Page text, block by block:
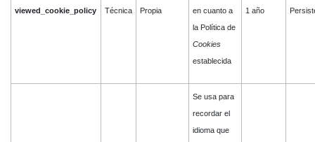
viewed_cookie_policy Técnica Propia
en cuanto a
la Política de
Cookies
establecida
1 año
Se usa para
recordar el
idioma que